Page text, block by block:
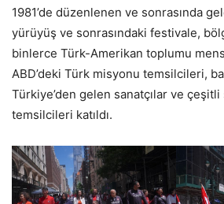
1981’de düzenlenen ve sonrasında
yürüyüş ve sonrasındaki festivale,
binlerce Türk-Amerikan toplumu
ABD’deki Türk misyonu temsilcileri,
Türkiye’den gelen sanatçılar ve
temsilcileri katıldı.